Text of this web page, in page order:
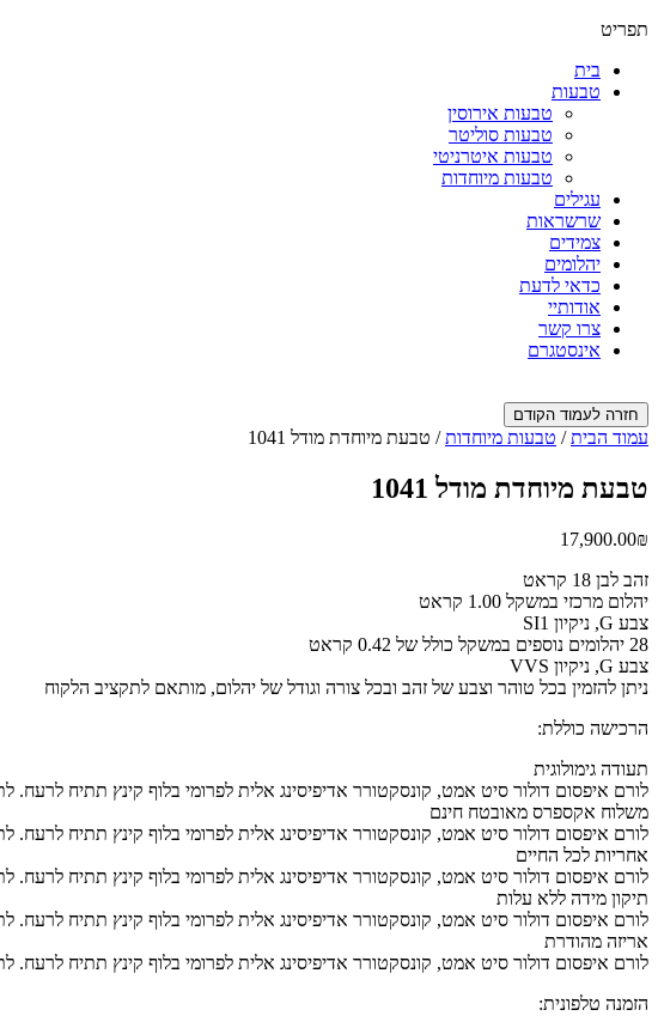
תפריט
בית
טבעות
טבעות אירוסין
טבעות סוליטר
טבעות איטרניטי
טבעות מיוחדות
עגילים
שרשראות
צמידים
יהלומים
כדאי לדעת
אודותיי
צרו קשר
אינסטגרם
חזרה לעמוד הקודם
עמוד הבית/ טבעות מיוחדות/ טבעת מיוחדת מודל 1041
טבעת מיוחדת מודל 1041
17,900.00₪
זהב לבן 18 קראט
יהלום מרכזי במשקל 1.00 קראט
צבע G, ניקיון SI1
28 יהלומים נוספים במשקל כולל של 0.42 קראט
צבע G, ניקיון VVS
ניתן להזמין בכל טוהר וצבע של זהב ובכל צורה וגודל של יהלום, מותאם לתקציב הלקוח
הרכישה כוללת:
תעודה גימולוגית
לורם איפסום דולור סיט אמט, קונסקטורר אדיפיסינג אלית לפרומי בלוף קינץ תתיח לרעח.
משלוח אקספרס מאובטח חינם
לורם איפסום דולור סיט אמט, קונסקטורר אדיפיסינג אלית לפרומי בלוף קינץ תתיח לרעח.
אחריות לכל החיים
לורם איפסום דולור סיט אמט, קונסקטורר אדיפיסינג אלית לפרומי בלוף קינץ תתיח לרעח.
תיקון מידה ללא עלות
לורם איפסום דולור סיט אמט, קונסקטורר אדיפיסינג אלית לפרומי בלוף קינץ תתיח לרעח.
אריזה מהודרת
לורם איפסום דולור סיט אמט, קונסקטורר אדיפיסינג אלית לפרומי בלוף קינץ תתיח לרעח.
הזמנה טלפונית: